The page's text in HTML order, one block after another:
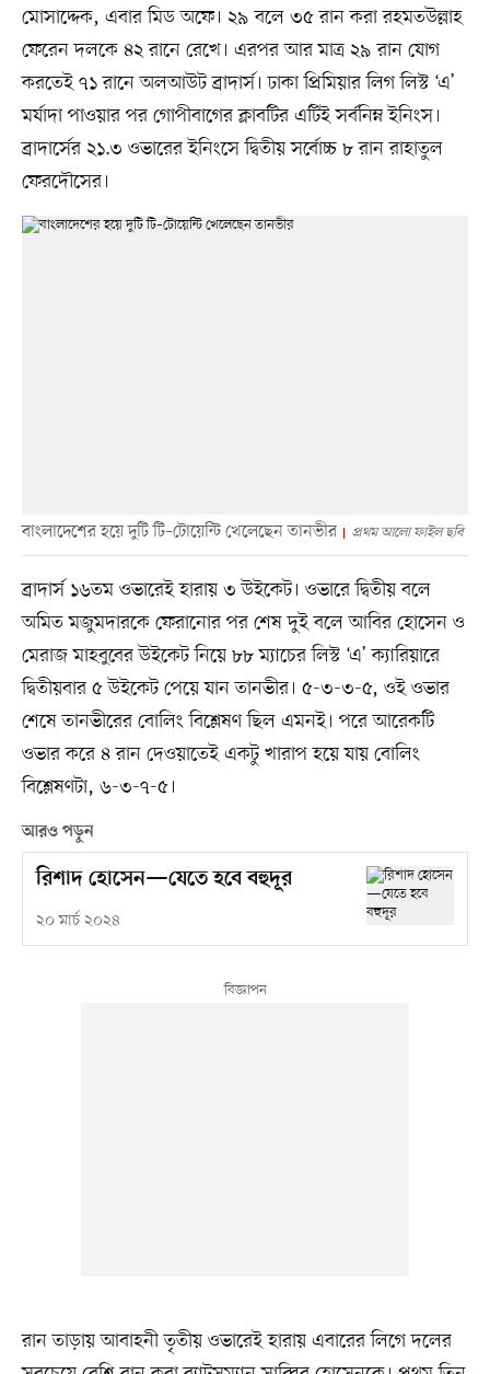
মোসাদ্দেক, এবার মিড অফে। ২৯ বলে ৩৫ রান করা রহমতউল্লাহ
ফেরেন দলকে ৪২ রানে রেখে। এরপর আর মাত্র ২৯ রান যোগ
করতেই ৭১ রানে অলআউট ব্রাদার্স। ঢাকা প্রিমিয়ার লিগ লিস্ট ‘এ’
মর্যাদা পাওয়ার পর গোপীবাগের ক্লাবটির এটিই সর্বনিম্ন ইনিংস।
ব্রাদার্সের ২১.৩ ওভারের ইনিংসে দ্বিতীয় সর্বোচ্চ ৮ রান রাহাতুল
ফেরদৌসের।
বাংলাদেশের হয়ে দুটি টি–টোয়েন্টি খেলেছেন তানভীর প্রথম আলো ফাইল ছবি
ব্রাদার্স ১৬তম ওভারেই হারায় ৩ উইকেট। ওভারে দ্বিতীয় বলে
অমিত মজুমদারকে ফেরানোর পর শেষ দুই বলে আবির হোসেন ও
মেরাজ মাহবুবের উইকেট নিয়ে ৮৮ ম্যাচের লিস্ট ‘এ’ ক্যারিয়ারে
দ্বিতীয়বার ৫ উইকেট পেয়ে যান তানভীর। ৫-৩-৩-৫, ওই ওভার
শেষে তানভীরের বোলিং বিশ্লেষণ ছিল এমনই। পরে আরেকটি
ওভার করে ৪ রান দেওয়াতেই একটু খারাপ হয়ে যায় বোলিং
বিশ্লেষণটা, ৬-৩-৭-৫।
আরও পড়ুন
রিশাদ হোসেন—যেতে হবে বহুদূর
২০ মার্চ ২০২৪
রান তাড়ায় আবাহনী তৃতীয় ওভারেই হারায় এবারের লিগে দলের